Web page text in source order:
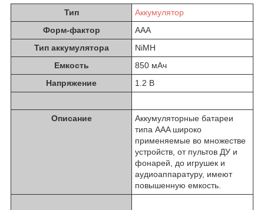
Тип
Аккумулятор
Форм-фактор
AAA
Тип аккумулятора
NiMH
Емкость
850 мAч
Напряжение
1.2 В
Описание
Аккумуляторные батареи
типа AAA широко
применяемые во множестве
устройств, от пультов ДУ и
фонарей, до игрушек и
аудиоаппаратуру, имеют
повышенную емкость.